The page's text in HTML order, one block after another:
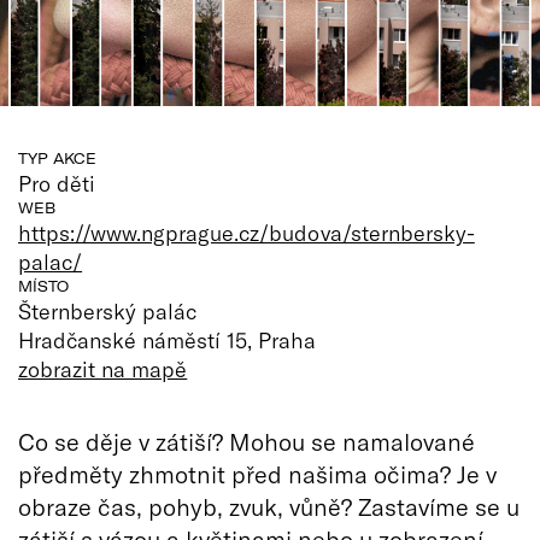
TYP AKCE
Pro děti
WEB
https://www.ngprague.cz/budova/sternbersky-
palac/
MÍSTO
Šternberský palác
Hradčanské náměstí 15, Praha
zobrazit na mapě
Co se děje v zátiší? Mohou se namalované
předměty zhmotnit před našima očima? Je v
obraze čas, pohyb, zvuk, vůně? Zastavíme se u